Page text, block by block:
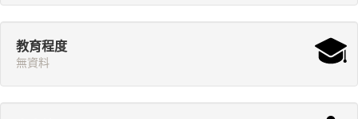
教育程度
無資料